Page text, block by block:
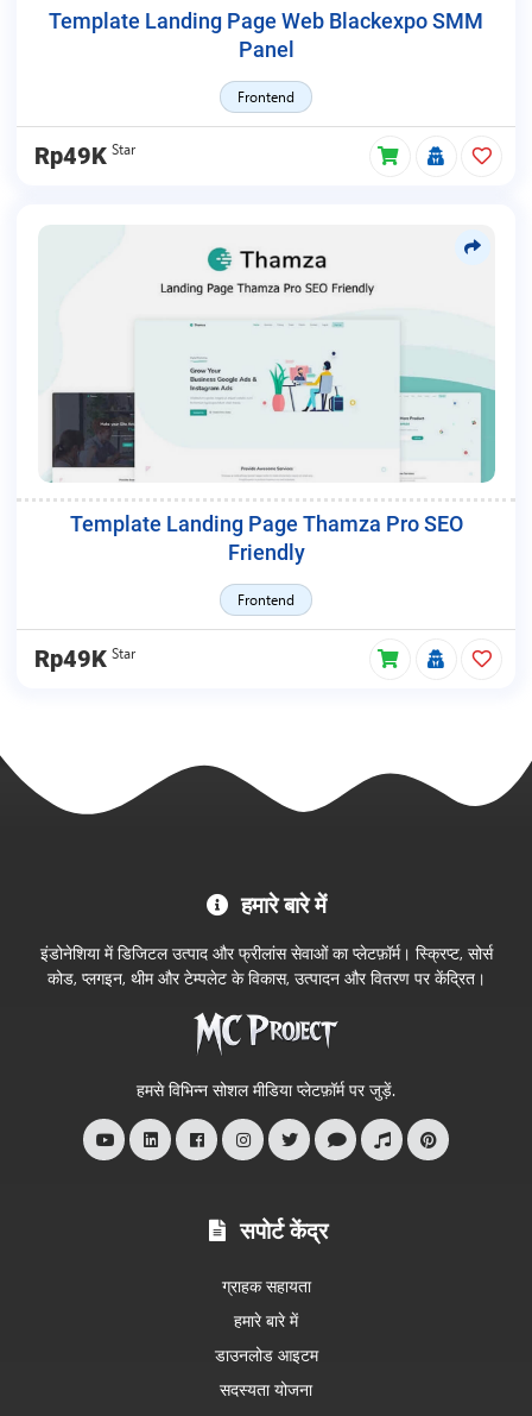
Template Landing Page Web Blackexpo SMM
Panel
Frontend
Rp49K Star
Template Landing Page Thamza Pro SEO
Friendly
Frontend
Rp49K Star
आधिकारिक
हमारे बारे में
इंडोनेशिया में डिजिटल उत्पाद और फ्रीलांस सेवाओं का प्लेटफ़ॉर्म। स्क्रिप्ट, सोर्स
कोड, प्लगइन, थीम और टेम्पलेट के विकास, उत्पादन और वितरण पर केंद्रित।
हमसे विभिन्न सोशल मीडिया प्लेटफ़ॉर्म पर जुड़ें.
सपोर्ट केंद्र
ग्राहक सहायता
हमारे बारे में
डाउनलोड आइटम
सदस्यता योजना